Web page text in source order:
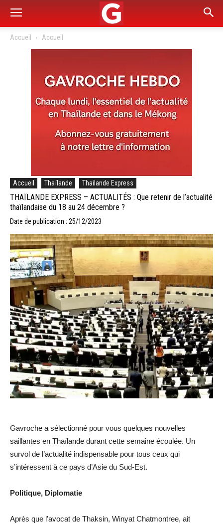
Accueil Accueil
Accueil Thaïlande Thailande Express
THAÏLANDE EXPRESS – ACTUALITÉS : Que retenir de l’actualité
thaïlandaise du 18 au 24 décembre ?
Date de publication : 25/12/2023
Gavroche a sélectionné pour vous quelques nouvelles
saillantes en Thaïlande durant cette semaine écoulée. Un
survol de l’actualité indispensable pour tous ceux qui
s’intéressent à ce pays d’Asie du Sud-Est.
Politique, Diplomatie
Après que l’avocat de Thaksin, Winyat Chatmontree, ait